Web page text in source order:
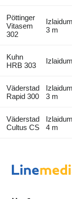
Pöttinger
Vitasem
302
3 m
Kuhn
HRB 303
Väderstad
Rapid 300
3 m
Väderstad
Cultus CS
4 m